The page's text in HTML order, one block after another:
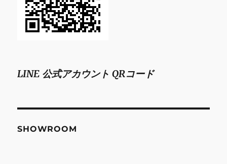
LINE 公式アカウント QRコード
SHOWROOM